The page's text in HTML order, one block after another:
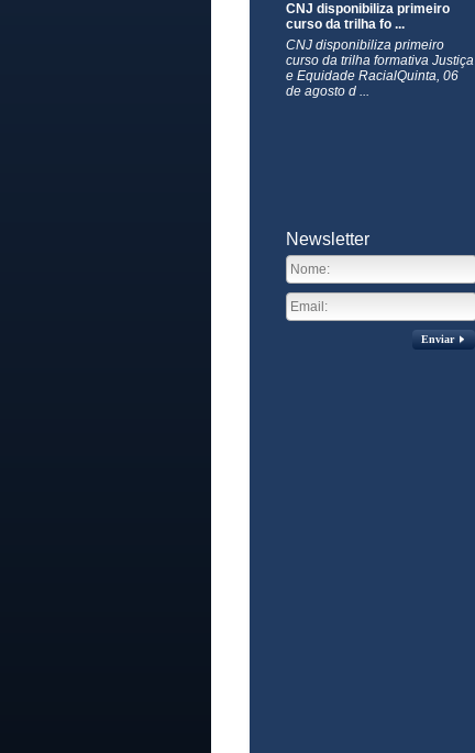
CNJ disponibiliza primeiro
curso da trilha fo ...
CNJ disponibiliza primeiro
curso da trilha formativa Justiça
e Equidade RacialQuinta, 06
de agosto d ...
Newsletter
Enviar